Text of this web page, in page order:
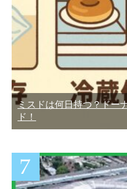
ミスドは何日持つ？ドー
ド！